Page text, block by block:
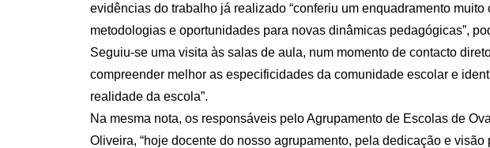
evidências do trabalho já realizado “conferiu um enquadramento
metodologias e oportunidades para novas dinâmicas pedagógicas”,
Seguiu-se uma visita às salas de aula, num momento de contacto
compreender melhor as especificidades da comunidade escolar e
realidade da escola”.
Na mesma nota, os responsáveis pelo Agrupamento de Escolas de
Oliveira, “hoje docente do nosso agrupamento, pela dedicação e